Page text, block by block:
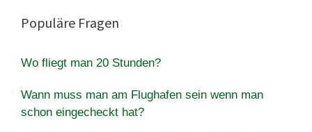
Populäre Fragen
Wo fliegt man 20 Stunden?
Wann muss man am Flughafen sein wenn man
schon eingecheckt hat?